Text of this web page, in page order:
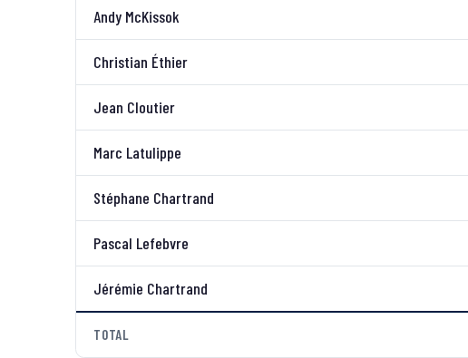
Andy McKissok
Christian Éthier
Jean Cloutier
Marc Latulippe
Stéphane Chartrand
Pascal Lefebvre
Jérémie Chartrand
TOTAL